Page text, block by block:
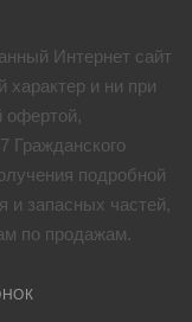
Интернет сайт
и ни при
офертой,
Гражданского
подробной
и запасных частей,
по продажам.